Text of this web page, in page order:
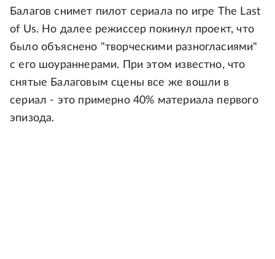
Балагов снимет пилот сериала по игре The Last
of Us. Но далее режиссер покинул проект, что
было объяснено "творческими разногласиями"
с его шоураннерами. При этом известно, что
снятые Балаговым сцены все же вошли в
сериал - это примерно 40% материала первого
эпизода.